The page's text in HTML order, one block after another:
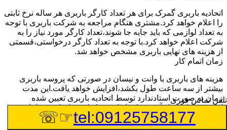
اتحادیه باربری گمرک برای هر تعداد کارگر باربری هر ساله نرخ ثابتی
را اعلام خواهد کرد.مشتری هنگام مراجعه به شرکت باربری با توجه
به تعداد لوازمی که باید جابه جا شوند،تعداد کارگر مورد نیاز را به
شرکت اعلام خواهد کرد.با توجه به تعداد کارگر درخواستی،قسمتی
از هزینه های نهایی باربری مشخص خواهد شد.
زمان اتمام کار
هزینه های باربری با وانت و نیسان در صورتی که پروسه باربری
بیشتر از سه ساعت طول بکشد،افزایش خواهد یافت.این مدت
زمان به صورت استادندارد توسط اتحادیه باربری تعیین شده
است.عواملی مثل آب وهوا،ترافیک،شرایط جغرافیایی مبدا یا حجم
زیاد لوازم ممکن است باعث افزایش مدت زمان بارگیری و باربری
شوند که افزایش هزینه های باربری را در پی خواهند داشت.
تلفن تماس فوری
tel:09125758177
☞☏